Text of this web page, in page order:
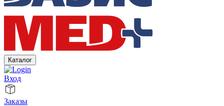
Каталог
Вход
Заказы